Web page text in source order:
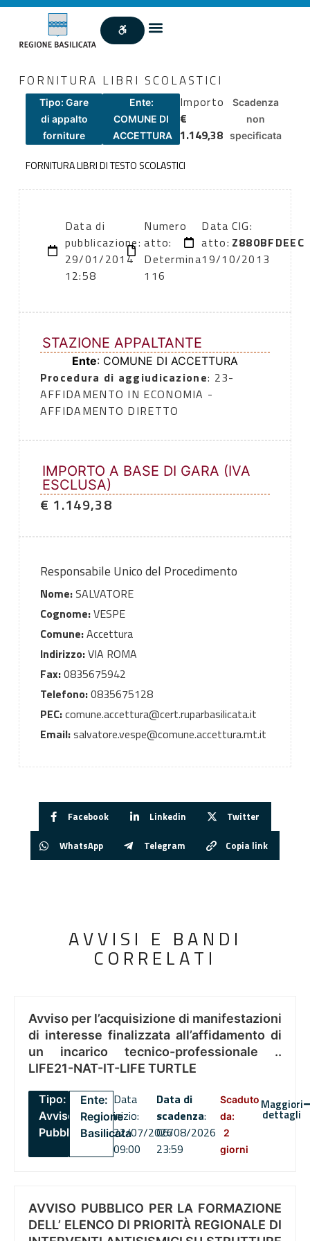
FORNITURA LIBRI SCOLASTICI
Tipo: Gare
di appalto
forniture
Ente:
COMUNE DI
ACCETTURA
Importo
€
1.149,38
Scadenza
non
specificata
FORNITURA LIBRI DI TESTO SCOLASTICI
Data di
pubblicazione:
29/01/2014
12:58
Numero
atto:
Determina
116
Data
atto:
19/10/2013
CIG:
Z880BFDEEC
STAZIONE APPALTANTE
Ente: COMUNE DI ACCETTURA
Procedura di aggiudicazione: 23-
AFFIDAMENTO IN ECONOMIA -
AFFIDAMENTO DIRETTO
IMPORTO A BASE DI GARA (IVA
ESCLUSA)
€ 1.149,38
Responsabile Unico del Procedimento
Nome:SALVATORE
Cognome:VESPE
Comune:Accettura
Indirizzo:VIA ROMA
Fax:0835675942
Telefono:0835675128
PEC:comune.accettura@cert.ruparbasilicata.it
Email:salvatore.vespe@comune.accettura.mt.it
Facebook Linkedin Twitter
WhatsApp Telegram Copia link
AVVISI E BANDI
CORRELATI
Avviso per l’acquisizione di manifestazioni
di interesse finalizzata all’affidamento di
un incarico tecnico-professionale ..
LIFE21-NAT-IT-LIFE TURTLE
Tipo:
Avviso
Pubblico
Ente:
Regione
Basilicata
Data
inizio:
22/07/2026
09:00
Data di
scadenza:
06/08/2026
23:59
Scaduto
da:
2
giorni
Maggiori
dettagli
AVVISO PUBBLICO PER LA FORMAZIONE
DELL’ ELENCO DI PRIORITÀ REGIONALE DI